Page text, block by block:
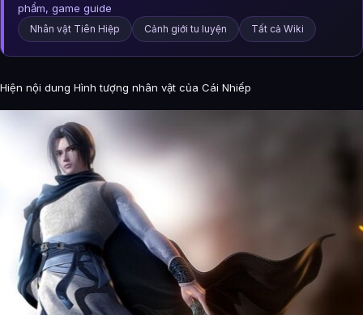
phẩm, game guide
Nhân vật Tiên Hiệp Cảnh giới tu luyện Tất cả Wiki
Hiện nội dung Hình tượng nhân vật của Cái Nhiếp